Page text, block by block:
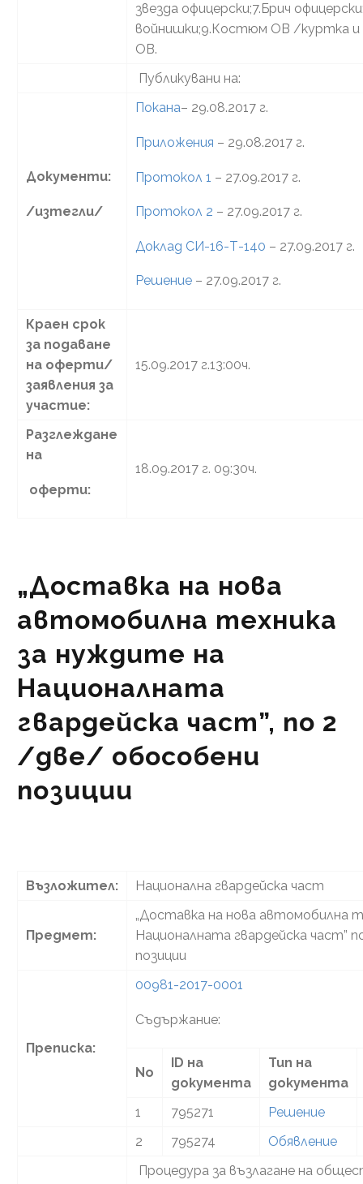
звезда офицерски;7.Брич
войнишки;9.Костюм ОВ /куртка и
ОВ.
Публикувани на:
Документи:
/изтегли/
Покана– 29.08.2017 г.
Приложения – 29.08.2017 г.
Протокол 1 – 27.09.2017 г.
Протокол 2 – 27.09.2017 г.
Доклад СИ-16-Т-140 – 27.09.2017 г.
Решение – 27.09.2017 г.
Краен срок
за подаване
на оферти/
заявления за
участие:
15.09.2017 г.13:00ч.
Разглеждане
на
оферти:
18.09.2017 г. 09:30ч.
„Доставка на нова
автомобилна техника
за нуждите на
Националната
гвардейска част”, по 2
/две/ обособени
позиции
Възложител: Национална гвардейска част
Предмет:
„Доставка на нова автомобилна
Националната гвардейска част”
позиции
Преписка:
00981-2017-0001
Съдържание:
No
ID на
документа
Тип на
документа
1
795271
Решение
2
795274 Обявление
Процедура за възлагане на